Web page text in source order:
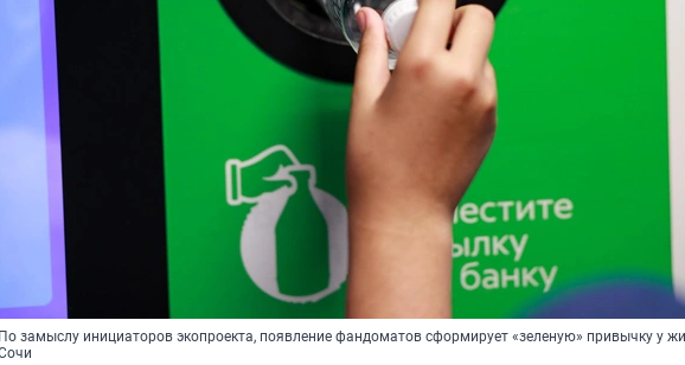
По замыслу инициаторов экопроекта, появление фандоматов сформирует «зеленую» привычку у